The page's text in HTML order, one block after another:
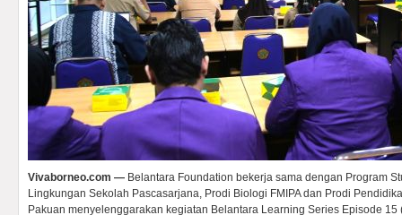
Vivaborneo.com — Belantara Foundation bekerja sama dengan Program
Lingkungan Sekolah Pascasarjana, Prodi Biologi FMIPA dan Prodi
Pakuan menyelenggarakan kegiatan Belantara Learning Series Episode 15